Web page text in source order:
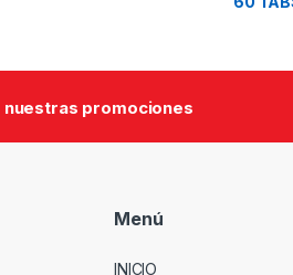
nuestras promociones
Menú
INICIO